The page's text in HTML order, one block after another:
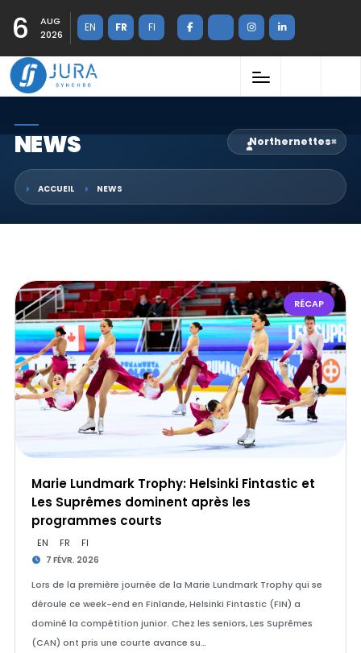
6
AUG
2026
EN FR FI
NEWS Northernettes×
ACCUEIL NEWS
RÉCAP
Marie Lundmark Trophy: Helsinki Fintastic et
Les Suprêmes dominent après les
programmes courts
EN FR FI
7 FÉVR. 2026
Lors de la première journée de la Marie Lundmark Trophy qui se
déroule ce week-end en Finlande, Helsinki Fintastic (FIN) a
dominé la compétition junior. Chez les seniors, Les Suprêmes
(CAN) ont pris une courte avance su…